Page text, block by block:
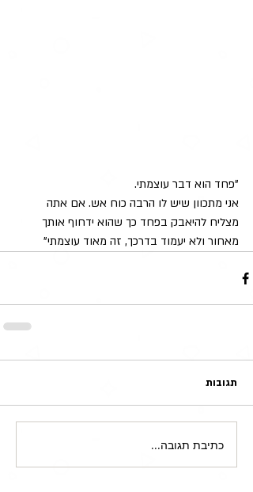
"פחד הוא דבר עוצמתי.
אני מתכוון שיש לו הרבה כוח אש. אם אתה
מצליח להיאבק בפחד כך שהוא ידחוף אותך
מאחור ולא יעמוד בדרכך, זה מאוד עוצמתי"
תגובות
כתיבת תגובה...